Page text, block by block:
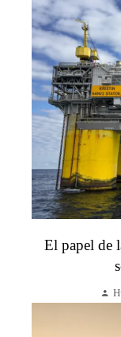
El papel de